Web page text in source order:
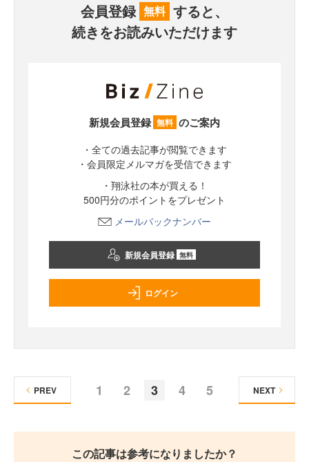
会員登録 無料 すると、
続きをお読みいただけます
新規会員登録 無料 のご案内
・全ての過去記事が閲覧できます
・会員限定メルマガを受信できます
・翔泳社の本が買える！
500円分のポイントをプレゼント
メールバックナンバー
新規会員登録 無料
ログイン
1 2 3 4 5
PREV NEXT
この記事は参考になりましたか？